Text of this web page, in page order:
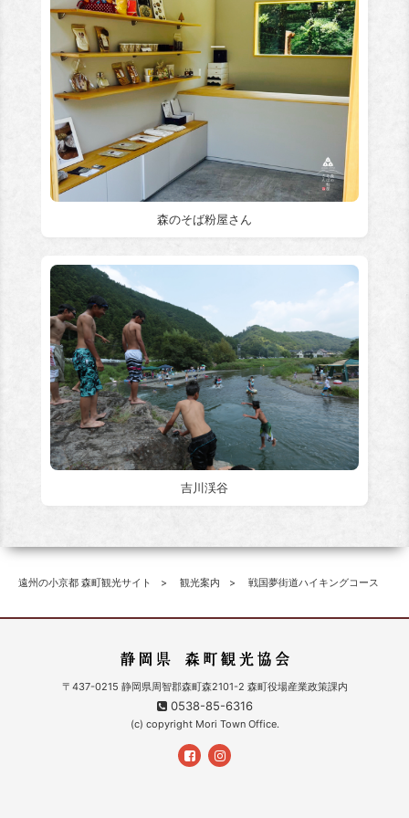
森のそば粉屋さん
吉川渓谷
遠州の小京都 森町観光サイト 観光案内 戦国夢街道ハイキングコース
〒437-0215 静岡県周智郡森町森2101-2 森町役場産業政策課内
0538-85-6316
(c) copyright Mori Town Office.